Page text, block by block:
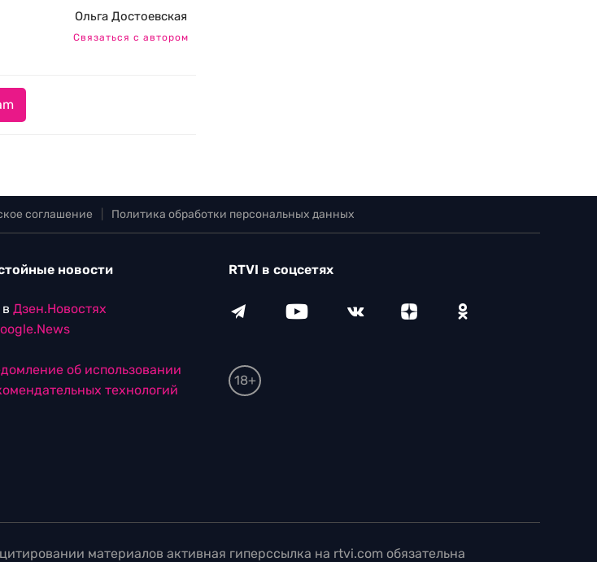
Ольга Достоевская
Связаться с автором
соглашение Политика обработки персональных данных
новости
Дзен.Новостях
об использовании
технологий
RTVI в соцсетях
18+
материалов активная гиперссылка на rtvi.com обязательна